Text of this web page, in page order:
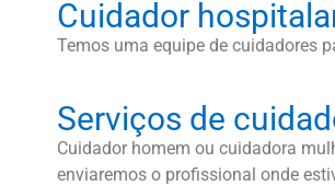
Cuidador
Temos uma equipe de cuidadores
Serviços de
Cuidador homem ou cuidadora
enviaremos o profissional onde